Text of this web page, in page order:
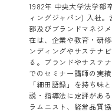
1982年 中央大学法学部
ィングジャパン) 入社
部及びブランドマネジ
在は、企業や教育・研
ンディングやサステナ
る。ブランドやサステ
でのセミナー講師の実
「細田語録」を持ち味
説・指導法に定評があ
ラムニスト、経営品質